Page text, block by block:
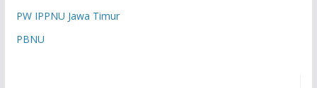
PW IPPNU Jawa Timur
PBNU